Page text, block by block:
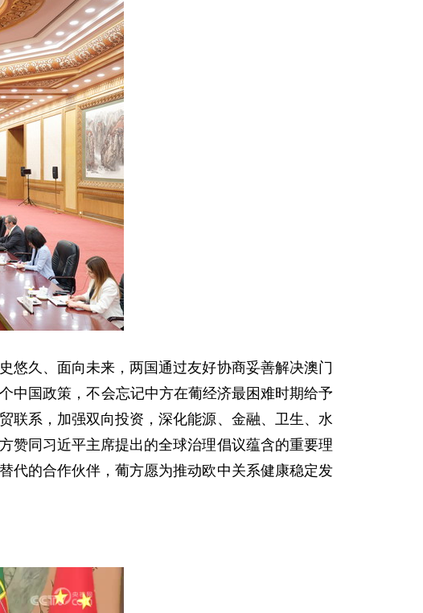
悠久、面向未来，两国通过友好协商妥善解决澳门
中国政策，不会忘记中方在葡经济最困难时期给予
联系，加强双向投资，深化能源、金融、卫生、水
赞同习近平主席提出的全球治理倡议蕴含的重要理
代的合作伙伴，葡方愿为推动欧中关系健康稳定发